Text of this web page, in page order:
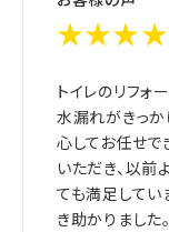
トイレのリフォ
水漏れがきっか
心してお任せで
いただき、以前
ても満足してい
き助かりました。